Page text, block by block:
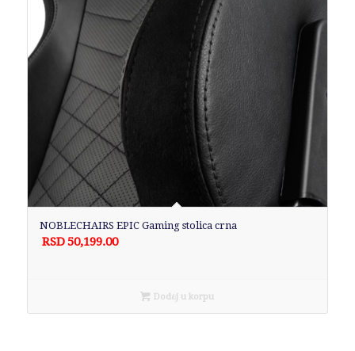
NOBLECHAIRS EPIC Gaming stolica crna
RSD50,199.00
Dodaj u korpu